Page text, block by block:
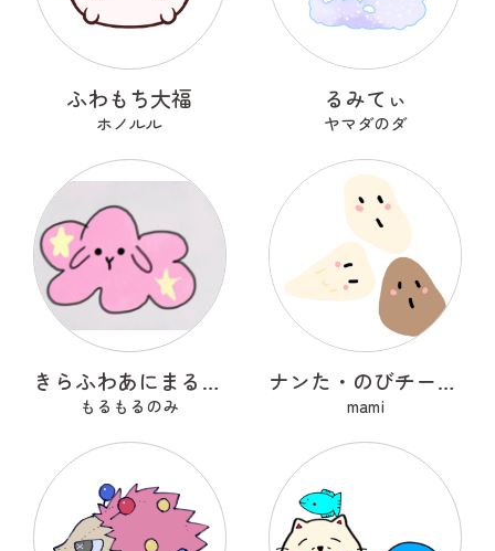
ふわもち大福
ホノルル
るみてぃ
ヤマダのダ
きらふわあにまるふれんず
もるもるのみ
ナンた・のびチー・ショコナン
mami